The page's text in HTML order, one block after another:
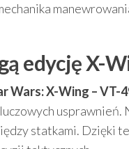
edycję X-
Wars: X-Wing – VT-
statkami. Dzięki